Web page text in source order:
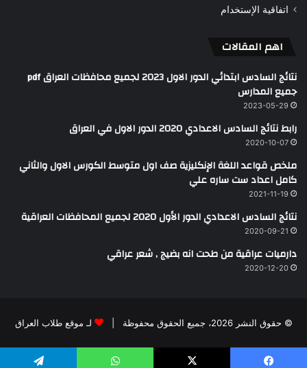
اتفاقية الإستخدام
اهم المقالات
نتائج السادس ابتدائي الدور الاول 2023 لجميع محافظات العراق pdf
جميع المدارس
2023-05-29
رابط نتائج السادس الاعدادي 2020 الدور الاول في العراق
2020-10-07
ملخص قواعد اللغة الإنكليزية صف اول متوسط الكورس الاول والثاني
كامل اعداد ست ساره علي
2021-11-19
نتائج السادس الاعدادي الدور الأول 2020 لجميع المحافظات العراقية
2020-09-21
دارميات عراقية من طحت انه بضيج , شعر عراقي
2020-12-20
© حقوق النشر 2026، جميع الحقوق محفوظة | لـ موقع طلاب العراق